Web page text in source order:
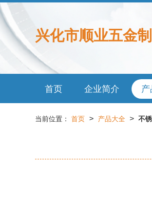
兴化市顺业五金
首页 企业简介 产
当前位置： 首页 > 产品大全 > 不